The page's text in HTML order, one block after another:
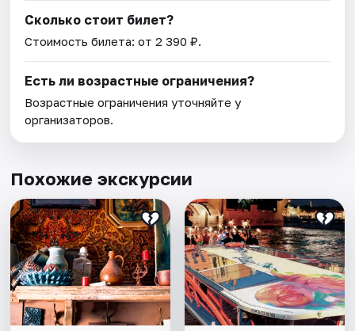
Сколько стоит билет?
Стоимость билета: от 2 390 ₽.
Есть ли возрастные ограничения?
Возрастные ограничения уточняйте у
организаторов.
Похожие экскурсии